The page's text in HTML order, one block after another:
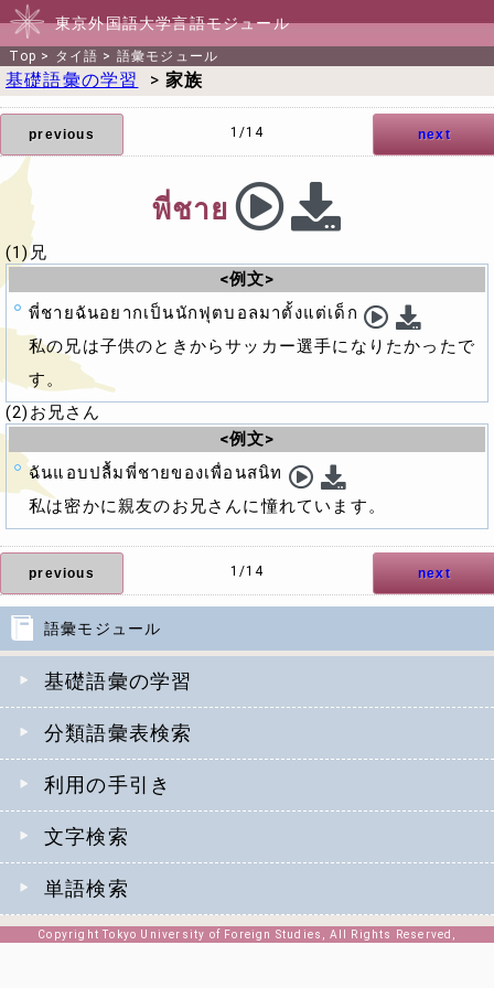
東京外国語大学言語モジュール
Top > タイ語 > 語彙モジュール
語彙モジュール
基礎語彙の学習
分類語彙表検索
利用の手引き
文字検索
単語検索
基礎語彙の学習 >家族
previous next
1/14
พี่ชาย
(1)兄
<例文>
พี่ชายฉันอยากเป็นนักฟุตบอลมาตั้งแต่เด็ก
私の兄は子供のときからサッカー選手になりたかったで
す。
(2)お兄さん
<例文>
ฉันแอบปลื้มพี่ชายของเพื่อนสนิท
私は密かに親友のお兄さんに憧れています。
previous next
1/14
Copyright Tokyo University of Foreign Studies, All Rights Reserved,